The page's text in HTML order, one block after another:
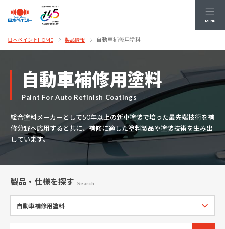
MENU
日本ペイントHOME 製品情報 自動車補修用塗料
自動車補修用塗料
Paint For Auto Refinish Coatings
総合塗料メーカーとして50年以上の新車塗装で培った最先端技術を補
修分野へ応用すると共に、補修に適した塗料製品や塗装技術を生み出
しています。
製品・仕様を探す Search